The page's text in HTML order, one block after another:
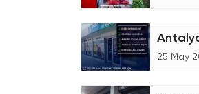
25 May